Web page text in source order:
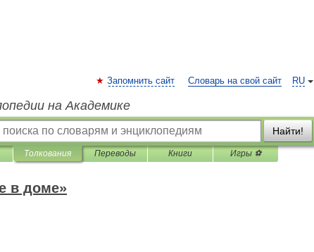
RU
Запомнить сайт Словарь на свой сайт
на Академике
Найти!
Толкования Переводы Книги Игры ⚽
в доме»